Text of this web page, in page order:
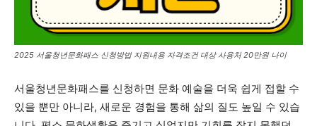
2025 서울청년문화패스 신청방법 지원내용 자격조건 대상 사용처 20만원 나이
서울청년문화패스를 신청하면 문화 예술을 더욱 쉽게 접할 수
있을 뿐만 아니라, 새로운 경험을 통해 삶의 질도 높일 수 있습